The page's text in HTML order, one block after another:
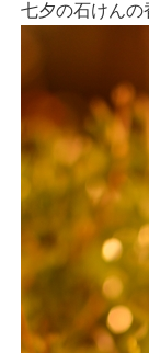
七夕の石けんの